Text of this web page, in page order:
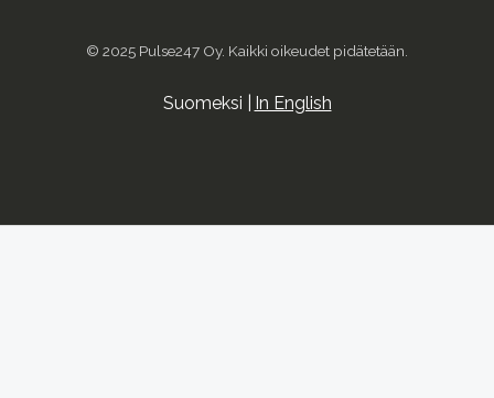
© 2025 Pulse247 Oy. Kaikki oikeudet pidätetään.
Suomeksi | In English